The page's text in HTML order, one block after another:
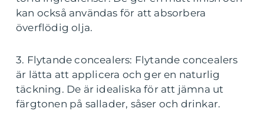
kan också användas för att absorbera
överflödig olja.
3. Flytande concealers: Flytande concealers
är lätta att applicera och ger en naturlig
täckning. De är idealiska för att jämna ut
färgtonen på sallader, såser och drinkar.